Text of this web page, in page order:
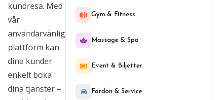
kundresa. Med
vår
användarvänliga
plattform kan
dina kunder
enkelt boka
dina tjänster –
Gym & Fitness
Massage & Spa
Event & Biljetter
Fordon & Service